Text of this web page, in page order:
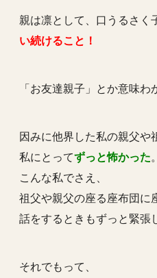
親は凛として、口うるさく
い続けること！
「お友達親子」とか意味わ
因みに他界した私の親父や
私にとってずっと怖かった。
こんな私でさえ、
祖父や親父の座る座布団に
話をするときもずっと緊張
それでもって、